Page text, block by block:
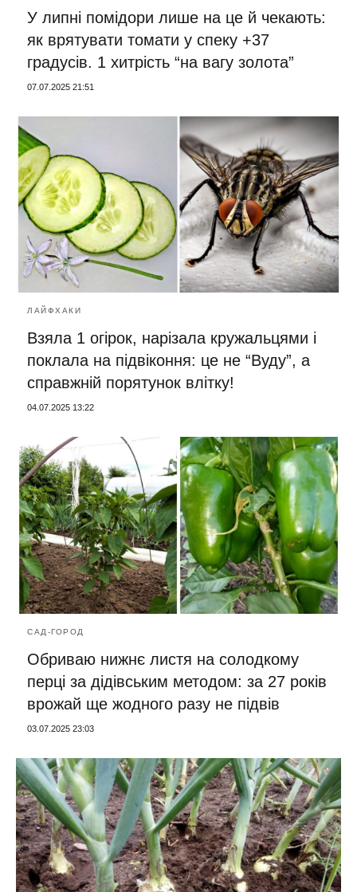
У липні помідори лише на це й чекають:
як врятувати томати у спеку +37
градусів. 1 хитрість “на вагу золота”
07.07.2025 21:51
ЛАЙФХАКИ
Взяла 1 огірок, нарізала кружальцями і
поклала на підвіконня: це не “Вуду”, а
справжній порятунок влітку!
04.07.2025 13:22
САД-ГОРОД
Обриваю нижнє листя на солодкому
перці за дідівським методом: за 27 років
врожай ще жодного разу не підвів
03.07.2025 23:03